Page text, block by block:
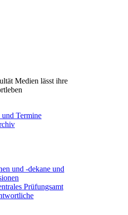
Medien lässt ihre
und Termine
und -dekane und
Prüfungsamt